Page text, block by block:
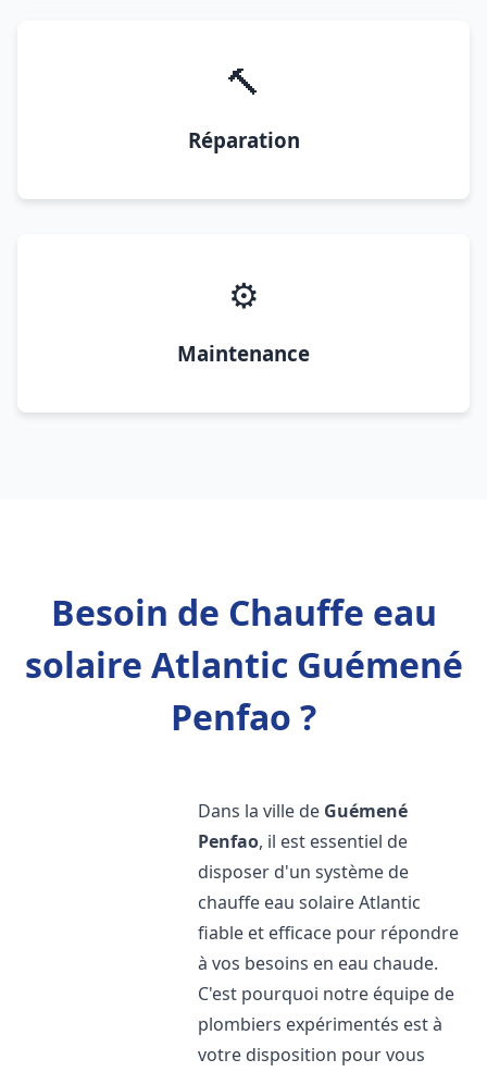
🔨
Réparation
⚙️
Maintenance
Besoin de Chauffe eau
solaire Atlantic Guémené
Penfao ?
Dans la ville de Guémené
Penfao, il est essentiel de
disposer d'un système de
chauffe eau solaire Atlantic
fiable et efficace pour répondre
à vos besoins en eau chaude.
C'est pourquoi notre équipe de
plombiers expérimentés est à
votre disposition pour vous